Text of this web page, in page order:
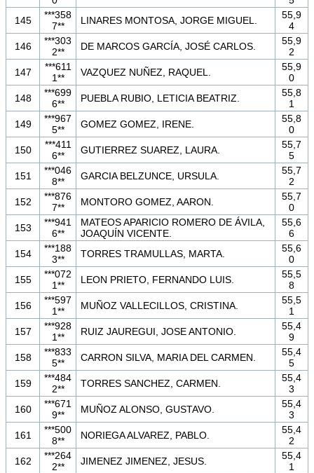
145
***358
7**
LINARES MONTOSA, JORGE MIGUEL.
55,9
4
146
***303
2**
DE MARCOS GARCÍA, JOSÉ CARLOS.
55,9
2
147
***611
1**
VAZQUEZ NUÑEZ, RAQUEL.
55,9
0
148
***699
6**
PUEBLA RUBIO, LETICIA BEATRIZ.
55,8
1
149
***967
5**
GOMEZ GOMEZ, IRENE.
55,8
0
150
***411
6**
GUTIERREZ SUAREZ, LAURA.
55,7
5
151
***046
8**
GARCIA BELZUNCE, URSULA.
55,7
2
152
***876
7**
MONTORO GOMEZ, AARON.
55,7
0
153
***941
6**
MATEOS APARICIO ROMERO DE ÁVILA,
JOAQUÍN VICENTE.
55,6
6
154
***188
3**
TORRES TRAMULLAS, MARTA.
55,6
0
155
***072
1**
LEON PRIETO, FERNANDO LUIS.
55,5
8
156
***597
1**
MUÑOZ VALLECILLOS, CRISTINA.
55,5
1
157
***928
1**
RUIZ JAUREGUI, JOSE ANTONIO.
55,4
9
158
***833
5**
CARRON SILVA, MARIA DEL CARMEN.
55,4
5
159
***484
2**
TORRES SANCHEZ, CARMEN.
55,4
3
160
***671
9**
MUÑOZ ALONSO, GUSTAVO.
55,4
3
161
***500
8**
NORIEGA ALVAREZ, PABLO.
55,4
2
162
***264
2**
JIMENEZ JIMENEZ, JESUS.
55,4
1